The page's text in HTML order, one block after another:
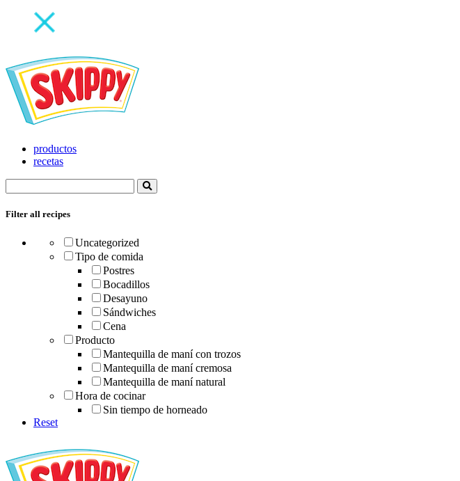
productos
recetas
Filter all recipes
Uncategorized
Tipo de comida
Postres
Bocadillos
Desayuno
Sándwiches
Cena
Producto
Mantequilla de maní con trozos
Mantequilla de maní cremosa
Mantequilla de maní natural
Hora de cocinar
Sin tiempo de horneado
Reset